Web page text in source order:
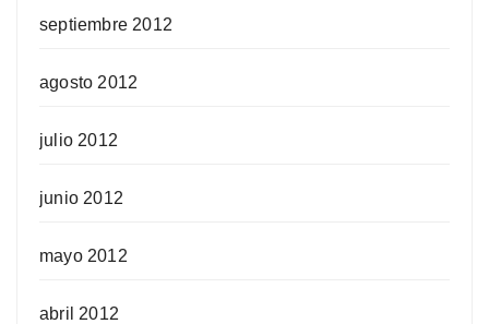
septiembre 2012
agosto 2012
julio 2012
junio 2012
mayo 2012
abril 2012